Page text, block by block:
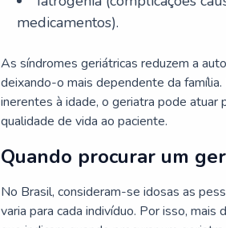
medicamentos).
As síndromes geriátricas reduzem a
deixando-o mais dependente da
inerentes à idade, o geriatra pode
qualidade de vida ao paciente.
Quando procurar um
No Brasil, consideram-se idosas as
varia para cada indivíduo. Por isso,